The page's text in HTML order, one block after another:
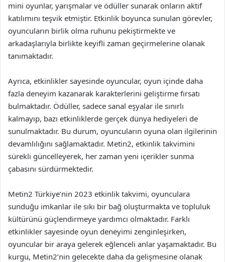
mini oyunlar, yarışmalar ve ödüller sunarak onların aktif
katılımını teşvik etmiştir. Etkinlik boyunca sunulan görevler,
oyuncuların birlik olma ruhunu pekiştirmekte ve
arkadaşlarıyla birlikte keyifli zaman geçirmelerine olanak
tanımaktadır.
Ayrıca, etkinlikler sayesinde oyuncular, oyun içinde daha
fazla deneyim kazanarak karakterlerini geliştirme fırsatı
bulmaktadır. Ödüller, sadece sanal eşyalar ile sınırlı
kalmayıp, bazı etkinliklerde gerçek dünya hediyeleri de
sunulmaktadır. Bu durum, oyuncuların oyuna olan ilgilerinin
devamlılığını sağlamaktadır. Metin2, etkinlik takvimini
sürekli güncelleyerek, her zaman yeni içerikler sunma
çabasını sürdürmektedir.
Metin2 Türkiye’nin 2023 etkinlik takvimi, oyunculara
sunduğu imkanlar ile sıkı bir bağ oluşturmakta ve topluluk
kültürünü güçlendirmeye yardımcı olmaktadır. Farklı
etkinlikler sayesinde oyun deneyimi zenginleşirken,
oyuncular bir araya gelerek eğlenceli anlar yaşamaktadır. Bu
kurgu, Metin2’nin gelecekte daha da gelişmesine olanak